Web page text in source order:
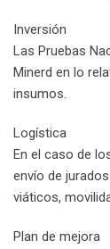
Inversión
Las Pruebas
Minerd en lo
insumos.
Logística
En el caso de
envío de
viáticos,
Plan de mejora